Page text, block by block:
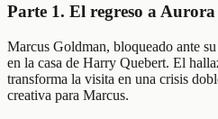
Parte 1. El regreso a Aurora
Marcus Goldman, bloqueado ante
en la casa de Harry Quebert. El
transforma la visita en una crisis
creativa para Marcus.